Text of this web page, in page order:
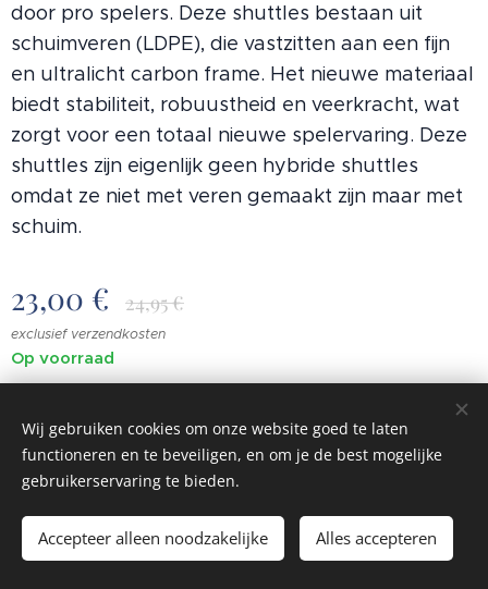
door pro spelers. Deze shuttles bestaan ​​uit
schuimveren (LDPE), die vastzitten aan een fijn
en ultralicht carbon frame. Het nieuwe materiaal
biedt stabiliteit, robuustheid en veerkracht, wat
zorgt voor een totaal nieuwe spelervaring. Deze
shuttles zijn eigenlijk geen hybride shuttles
omdat ze niet met veren gemaakt zijn maar met
schuim.
23,00 € 24,95€
exclusief verzendkosten
Op voorraad
© 2023 Alle rechten voorbehouden
Wij gebruiken cookies om onze website goed te laten
functioneren en te beveiligen, en om je de best mogelijke
gebruikerservaring te bieden.
Accepteer alleen noodzakelijke Alles accepteren